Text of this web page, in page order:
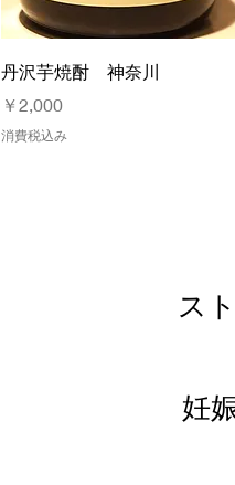
クイックビュー
丹沢芋焼酎 神奈川
価格
￥2,000
消費税込み
ス
妊